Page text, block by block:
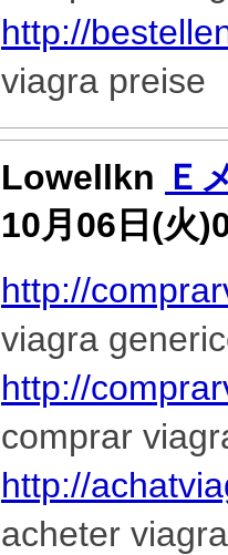
http://
viagra preise
Lowellkn Ｅ
10月06日(火
http://
viagra
http://
comprar
http://
acheter viagra